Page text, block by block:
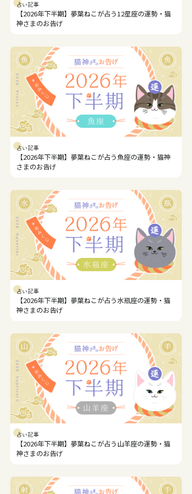
占い記事
【2026年下半期】夢葉ねこが占う12星座の運勢・猫
神さまのお告げ
占い記事
【2026年下半期】夢葉ねこが占う魚座の運勢・猫神
さまのお告げ
占い記事
【2026年下半期】夢葉ねこが占う水瓶座の運勢・猫
神さまのお告げ
占い記事
【2026年下半期】夢葉ねこが占う山羊座の運勢・猫
神さまのお告げ